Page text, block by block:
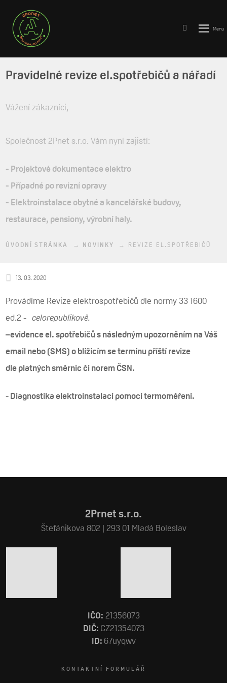
Pravidelné revize el.spotřebičů a nářadí
Vážení zákazníci,
Společnost 2Pnet s.r.o. Vám nyní zajistí:
- Projektové dokumentace elektro
- Případné po revizní opravy
- Elektroinstalace obytné a kancelářské budovy,
restaurace, pensiony, výrobní haly.
ÚVODNÍ STRÁNKA NOVINKY REVIZE EL.SPOTŘEBIČŮ
13. 03. 2020
Provádíme Revize elektrospotřebičů dle normy 33 1600
ed.2 -
celorepublikově.
–evidence el. spotřebičů s následným upozorněním na Váš
email nebo (SMS) o blížícím se termínu příští revize
dle platných směrnic či norem ČSN.
- Diagnostika elektroinstalací pomocí termoměření.
2Prnet s.r.o.
Štefánikova 802 | 293 01 Mladá Boleslav
IČO: 21356073
DIČ: CZ21354073
ID: 67uyqwv
KONTAKTNÍ FORMULÁŘ